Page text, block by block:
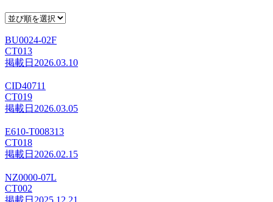
BU0024-02F
CT013
掲載日 2026.03.10
CID40711
CT019
掲載日 2026.03.05
E610-T008313
CT018
掲載日 2026.02.15
NZ0000-07L
CT002
掲載日 2025.12.21